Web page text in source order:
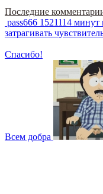
Последние
pass666 1521114 минут
затрагивать
Спасибо!
Всем добра